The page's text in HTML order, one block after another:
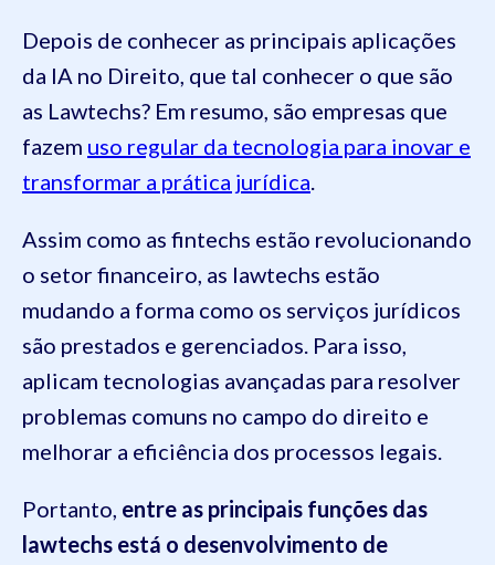
Depois de conhecer as principais aplicações
da IA no Direito, que tal conhecer o que são
as Lawtechs? Em resumo, são empresas que
fazem uso regular da tecnologia para inovar e
transformar a prática jurídica.
Assim como as fintechs estão revolucionando
o setor financeiro, as lawtechs estão
mudando a forma como os serviços jurídicos
são prestados e gerenciados. Para isso,
aplicam tecnologias avançadas para resolver
problemas comuns no campo do direito e
melhorar a eficiência dos processos legais.
Portanto, entre as principais funções das
lawtechs está o desenvolvimento de